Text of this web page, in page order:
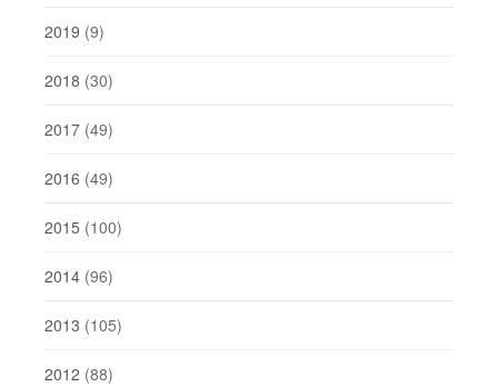
2019 (9)
2018 (30)
2017 (49)
2016 (49)
2015 (100)
2014 (96)
2013 (105)
2012 (88)